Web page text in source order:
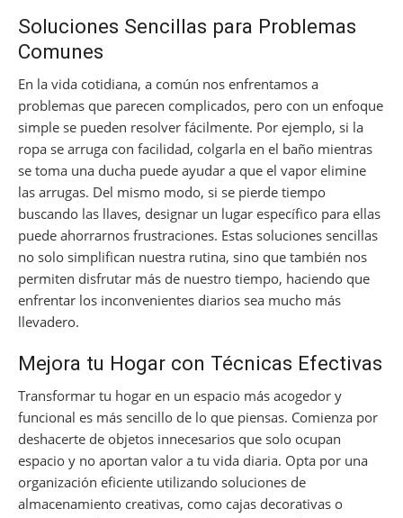
Soluciones Sencillas para Problemas
Comunes
En la vida cotidiana, a común nos enfrentamos a
problemas que parecen complicados, pero con un enfoque
simple se pueden resolver fácilmente. Por ejemplo, si la
ropa se arruga con facilidad, colgarla en el baño mientras
se toma una ducha puede ayudar a que el vapor elimine
las arrugas. Del mismo modo, si se pierde tiempo
buscando las llaves, designar un lugar específico para ellas
puede ahorrarnos frustraciones. Estas soluciones sencillas
no solo simplifican nuestra rutina, sino que también nos
permiten disfrutar más de nuestro tiempo, haciendo que
enfrentar los inconvenientes diarios sea mucho más
llevadero.
Mejora tu Hogar con Técnicas Efectivas
Transformar tu hogar en un espacio más acogedor y
funcional es más sencillo de lo que piensas. Comienza por
deshacerte de objetos innecesarios que solo ocupan
espacio y no aportan valor a tu vida diaria. Opta por una
organización eficiente utilizando soluciones de
almacenamiento creativas, como cajas decorativas o